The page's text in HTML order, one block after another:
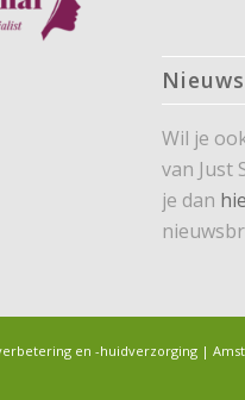
Wil je
van Just
je dan
en -huidverzorging |